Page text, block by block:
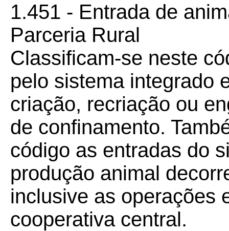
1.451 - Entrada de
Parceria Rural
Classificam-se neste
pelo sistema integrado
criação, recriação ou
de confinamento.
código as entradas do
produção animal
inclusive as operações
cooperativa central.